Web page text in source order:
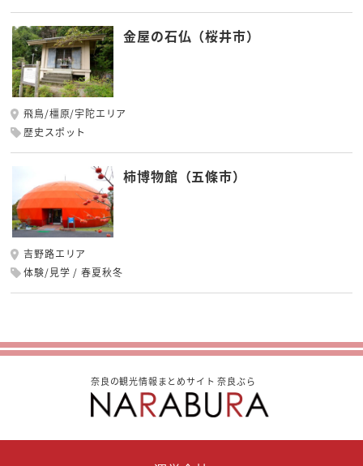
金屋の石仏（桜井市）
飛鳥/橿原/宇陀エリア
歴史スポット
柿博物館（五條市）
吉野路エリア
体験/見学
春夏秋冬
奈良の観光情報まとめサイト 奈良ぶら